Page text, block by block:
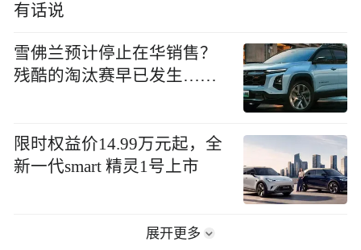
有话说
雪佛兰预计停止在华销售？
残酷的淘汰赛早已发生……
限时权益价14.99万元起，全
新一代smart 精灵1号上市
展开更多